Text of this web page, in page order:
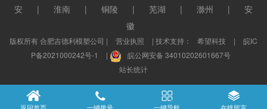
安
| 淮南 | 铜陵 | 芜湖 | 滁州 |
安
徽
版权所有 合肥吉德利模塑公司 | 营业执照 | 技术支持： 希望科技 |
皖IC
P备2021000242号-1
|
皖公网安备 34010202601667号
站长统计